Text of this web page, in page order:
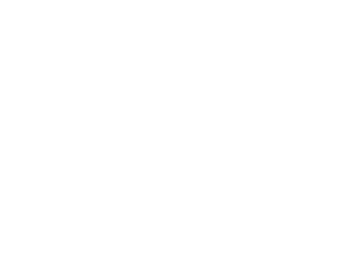
5 lipca w Parku na Podzamczu
Miejskiej w Łęcznej